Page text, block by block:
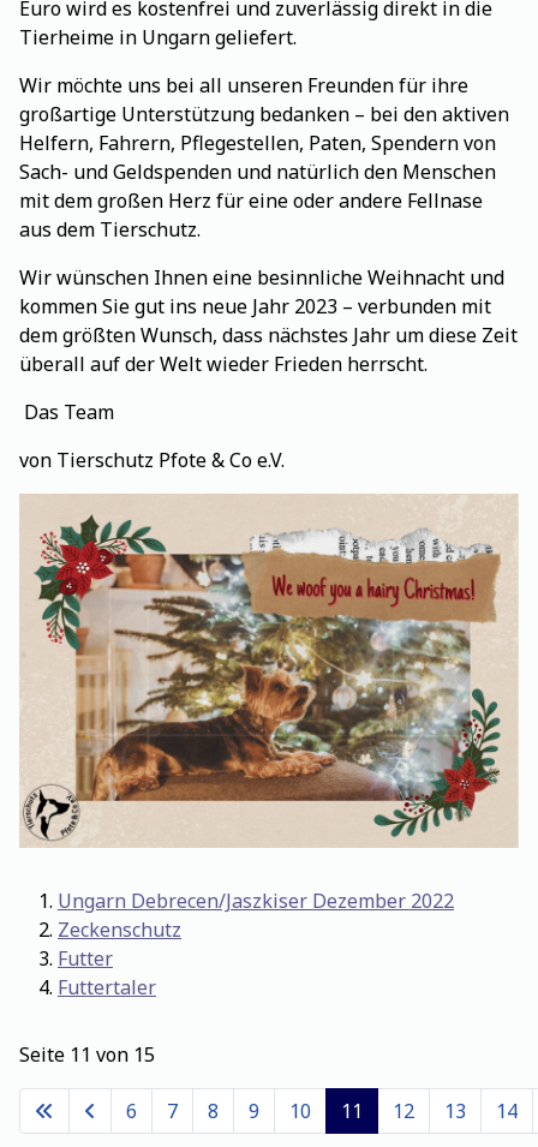
Euro wird es kostenfrei und zuverlässig direkt in die
Tierheime in Ungarn geliefert.
Wir möchte uns bei all unseren Freunden für ihre
großartige Unterstützung bedanken – bei den aktiven
Helfern, Fahrern, Pflegestellen, Paten, Spendern von
Sach- und Geldspenden und natürlich den Menschen
mit dem großen Herz für eine oder andere Fellnase
aus dem Tierschutz.
Wir wünschen Ihnen eine besinnliche Weihnacht und
kommen Sie gut ins neue Jahr 2023 – verbunden mit
dem größten Wunsch, dass nächstes Jahr um diese Zeit
überall auf der Welt wieder Frieden herrscht.
Das Team
von Tierschutz Pfote & Co e.V.
Ungarn Debrecen/Jaszkiser Dezember 2022
Zeckenschutz
Futter
Futtertaler
Seite 11 von 15
6 7 8 9 10 11 12 13 14